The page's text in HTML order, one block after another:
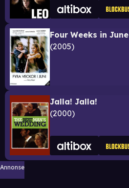
Four Weeks in June
2005
Jalla! Jalla!
2000
Annonse